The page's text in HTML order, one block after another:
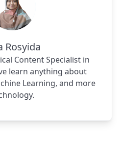
Rosyida
Content Specialist in
learn anything about
Learning, and more